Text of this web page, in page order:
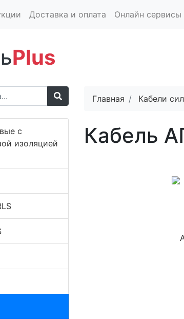
Доставка и оплата Онлайн сервисы
Plus
с
изоляцией
Главная Кабели
Кабель